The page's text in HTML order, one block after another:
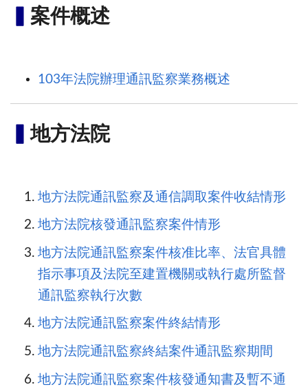
案件概述
103年法院辦理通訊監察業務概述
▍地方法院
地方法院通訊監察及通信調取案件收結情形
地方法院核發通訊監察案件情形
地方法院通訊監察案件核准比率、法官具體
指示事項及法院至建置機關或執行處所監督
通訊監察執行次數
地方法院通訊監察案件終結情形
地方法院通訊監察終結案件通訊監察期間
地方法院通訊監察案件核發通知書及暫不通